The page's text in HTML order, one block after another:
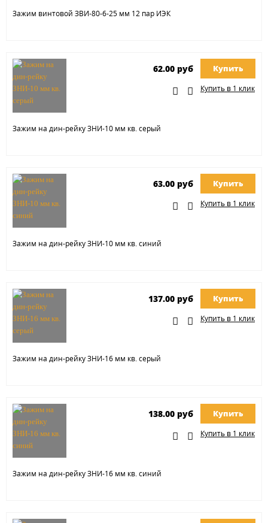
Зажим винтовой ЗВИ-80-6-25 мм 12 пар ИЭК
Зажим на дин-рейку ЗНИ-10 мм кв. серый
62.00 руб Купить
Купить в 1 клик
Зажим на дин-рейку ЗНИ-10 мм кв. синий
63.00 руб Купить
Купить в 1 клик
Зажим на дин-рейку ЗНИ-16 мм кв. серый
137.00 руб Купить
Купить в 1 клик
Зажим на дин-рейку ЗНИ-16 мм кв. синий
138.00 руб Купить
Купить в 1 клик